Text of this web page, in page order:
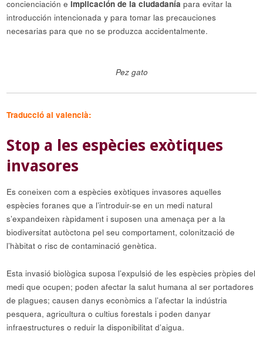
concienciación e implicación de la ciudadanía para evitar la
introducción intencionada y para tomar las precauciones
necesarias para que no se produzca accidentalmente.
Pez gato
Traducció al valencià:
Stop a les espècies exòtiques
invasores
Es coneixen com a espècies exòtiques invasores aquelles
espècies foranes que a l’introduir-se en un medi natural
s’expandeixen ràpidament i suposen una amenaça per a la
biodiversitat autòctona pel seu comportament, colonització de
l’hàbitat o risc de contaminació genètica.
Esta invasió biològica suposa l’expulsió de les espècies pròpies del
medi que ocupen; poden afectar la salut humana al ser portadores
de plagues; causen danys econòmics a l’afectar la indústria
pesquera, agricultura o cultius forestals i poden danyar
infraestructures o reduir la disponibilitat d’aigua.